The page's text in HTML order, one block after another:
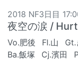
2018 NF3日目
夜空の涙 /
Vo.肥後 Fl.山 Gt.
Ba.飯塚
Cj.濱田